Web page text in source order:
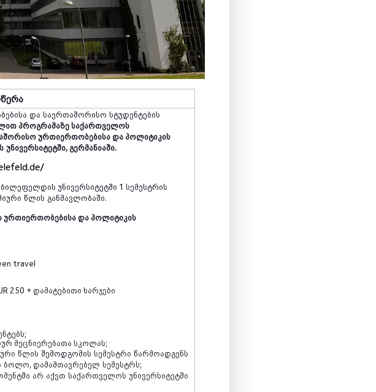
და საერთაშორისო სტუდენტების
პროგრამაზე საქართველოს
ურთიერთობებისა და პოლიტიკის
უნივერსიტეტში, გერმანიაში.
ბილეფელდის უნივერსიტეტში 1სემესტრის
წლის განმავლობაში
და პოლიტიკის
travel
250 + დამატებითი ხარჯები
;
მეცნიერებათა სკოლას;
წლის შემოდგომის სემესტრი წარმოადგენს
ბოლო დამამთავრებელ სემესტრს;
არ აქვთ საქართველოს უნივერსიტეტში